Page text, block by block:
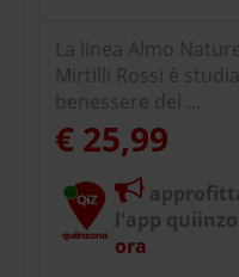
La linea Almo
Mirtilli Rossi è
benessere del ...
€ 25,99
l'app
ora